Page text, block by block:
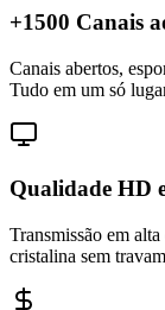
+1500 Canais
Canais abertos,
Tudo em um só
Qualidade HD
Transmissão em
cristalina sem